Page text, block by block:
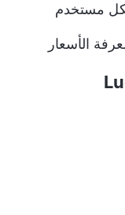
الأسعار